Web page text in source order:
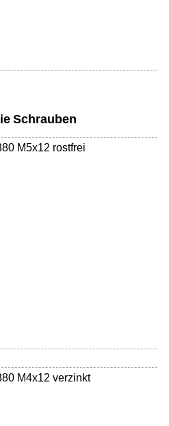
Schrauben
M5x12 rostfrei
M4x12 verzinkt